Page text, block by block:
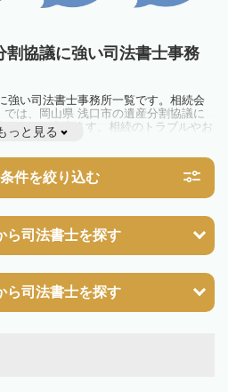
割協議に強い司法書士事務
強い司法書士事務所一覧です。相続会
は、岡山県 浅口市の遺産分割協議に
ことが出来ます。相続のトラブルやお
司法書士に相談してみましょう。
っと見る
件を絞り込む
ら司法書士を探す
ら司法書士を探す